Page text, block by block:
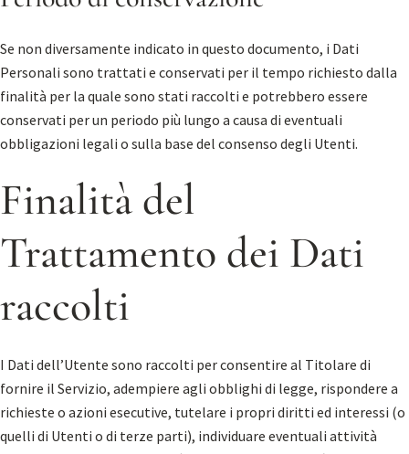
Se non diversamente indicato in questo documento, i Dati
Personali sono trattati e conservati per il tempo richiesto dalla
finalità per la quale sono stati raccolti e potrebbero essere
conservati per un periodo più lungo a causa di eventuali
obbligazioni legali o sulla base del consenso degli Utenti.
Finalità del
Trattamento dei Dati
raccolti
I Dati dell’Utente sono raccolti per consentire al Titolare di
fornire il Servizio, adempiere agli obblighi di legge, rispondere a
richieste o azioni esecutive, tutelare i propri diritti ed interessi (o
quelli di Utenti o di terze parti), individuare eventuali attività